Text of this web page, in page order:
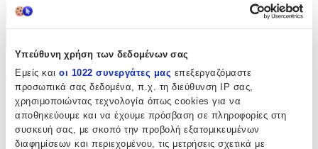
Υπεύθυνη χρήση των δεδομένων σας
Εμείς και οι 1022 συνεργάτες μας επεξεργαζόμαστε
προσωπικά σας δεδομένα, π.χ. τη διεύθυνση IP σας,
χρησιμοποιώντας τεχνολογία όπως cookies για να
αποθηκεύουμε και να έχουμε πρόσβαση σε πληροφορίες στη
συσκευή σας, με σκοπό την προβολή εξατομικευμένων
διαφημίσεων και περιεχομένου, τις μετρήσεις σχετικά με
Χαρακτηριστικά
Χαρακτηριστικά
Κατασκευαστής:
Step2